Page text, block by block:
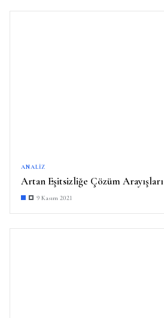
ANALIZ
Artan Eşitsizliğe Çözüm Arayışları
9 Kasım 2021